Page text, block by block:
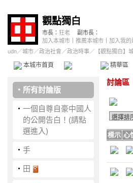
觀點獨白
市長： 狂老
副市長：
加入本城市
推薦本城市 加入我的
udn／城市／政治社會 ／政治時事／ 【觀點獨白】
本城市首頁 精華區
‧ 所有討論版
‧ 一個自尊自豪中國人
的公開告白！(請點
選進入)
‧ 手
‧ 田
討論區
標示 心